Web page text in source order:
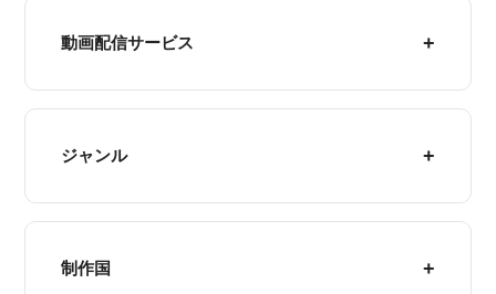
動画配信サービス
ジャンル
制作国